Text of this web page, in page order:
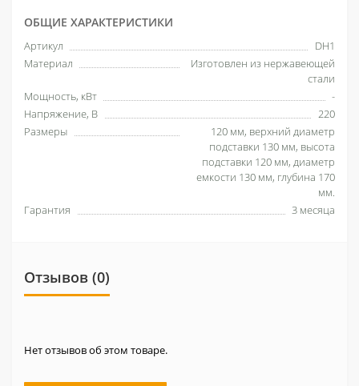
ОБЩИЕ ХАРАКТЕРИСТИКИ
Артикул
DH1
Материал
Изготовлен из нержавеющей
стали
Мощность, кВт
-
Напряжение, В
220
Размеры
120 мм, верхний диаметр
подставки 130 мм, высота
подставки 120 мм, диаметр
емкости 130 мм, глубина 170
мм.
Гарантия
3 месяца
Отзывов (0)
Нет отзывов об этом товаре.